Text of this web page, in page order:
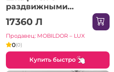
раздвижными
зеркальными дверями
(370x60x220H см)
Антрацит
17360 Л
Продавец: MOBILDOR – LUX
0(0)
Купить быстро